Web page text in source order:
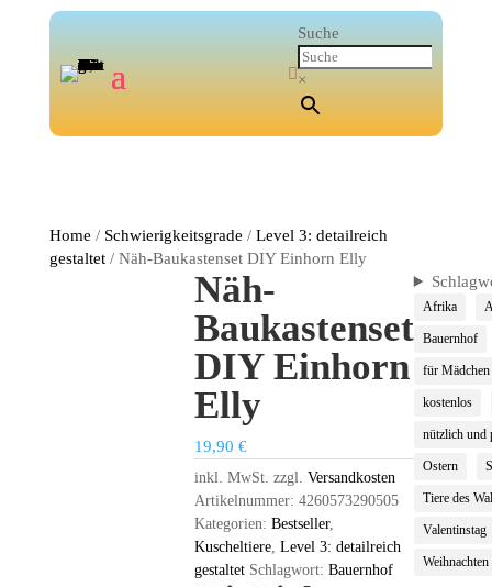

Suche
×
Home / Schwierigkeitsgrade / Level 3: detailreich
gestaltet/ Näh-Baukastenset DIY Einhorn Elly
Näh-
Baukastenset
DIY Einhorn
Elly
19,90 €
inkl. MwSt. zzgl. Versandkosten
Artikelnummer: 4260573290505
Kategorien: Bestseller,
Kuscheltiere, Level 3: detailreich
gestaltet Schlagwort: Bauernhof
Afrika
Bauernhof
für Mädchen
kostenlos
nützlich und
Ostern
Tiere des
Valentinstag
Weihnachten